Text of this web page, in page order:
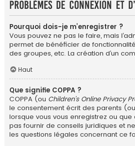
Problèmes de connexion et
Pourquoi dois-je m’enregistrer ?
Vous pouvez ne pas le faire, mais
permet de bénéficier de
des groupes, etc. La création d’un
Haut
Que signifie COPPA ?
COPPA (ou Children’s Online Privacy
le consentement écrit des parents
lorsque vous vous enregistrez ou
pas fournir de conseils juridiques et
les questions légales concernant ce